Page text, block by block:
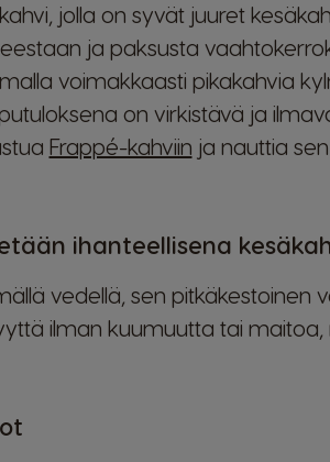
jolla on syvät juuret
ja paksusta
voimakkaasti pikakahvia
on virkistävä ja
Frappé-kahviin ja nauttia
ihanteellisena
vedellä, sen pitkäkestoinen
ilman kuumuutta tai maitoa,